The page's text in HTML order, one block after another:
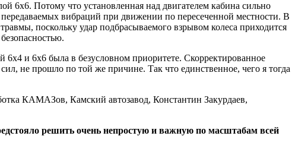
6х6. Потому что установленная над двигателем кабина сильно
вибраций при движении по пересеченной местности. В
поскольку удар подбрасываемого взрывом колеса приходится
и 6х6 была в безусловном приоритете. Скорректированное
не прошло по той же причине. Так что единственное, чего я тогда
решить очень непростую и важную по масштабам всей